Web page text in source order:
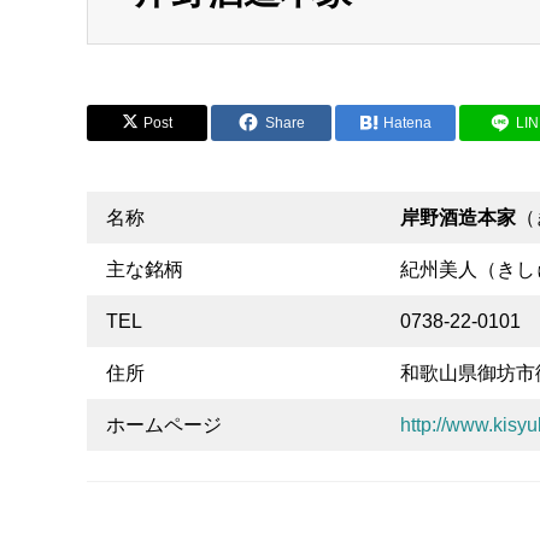
Post Share Hatena
名称 岸野酒造本家
主な銘柄 紀州美人（き
TEL 0738-22-0101
住所 和歌山県御坊市
ホームページ http://